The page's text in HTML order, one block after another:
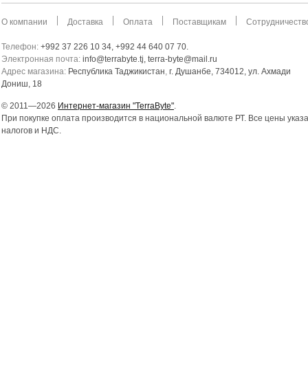
О компании Доставка Оплата Поставщикам
Телефон: +992 37 226 10 34, +992 44 640 07 70.
Электронная почта: info@terrabyte.tj, terra-byte@mail.ru
Адрес магазина: Республика Таджикистан, г. Душанбе, 734012, ул. Ахмади
Дониш, 18
© 2011—2026 Интернет-магазин "TerraByte".
При покупке оплата производится в национальной валюте РТ. Все цены
налогов и НДС.